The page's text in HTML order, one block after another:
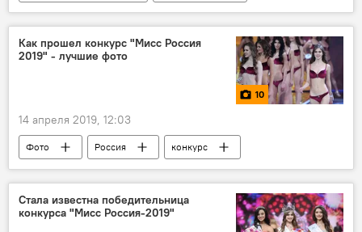
Как прошел конкурс "Мисс Россия
2019" - лучшие фото
10
14 апреля 2019, 12:03
Фото Россия конкурс
Стала известна победительница
конкурса "Мисс Россия-2019"